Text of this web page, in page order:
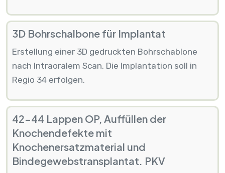
3D Bohrschalbone für Implantat
Erstellung einer 3D gedruckten Bohrschablone
nach Intraoralem Scan. Die Implantation soll in
Regio 34 erfolgen.
42-44 Lappen OP, Auffüllen der
Knochendefekte mit
Knochenersatzmaterial und
Bindegewebstransplantat. PKV